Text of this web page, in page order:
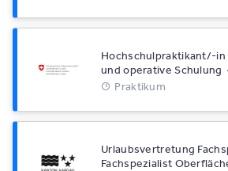
Hochschulpraktikant/-
und operative Schulung
Praktikum
Urlaubsvertretung
Fachspezialist